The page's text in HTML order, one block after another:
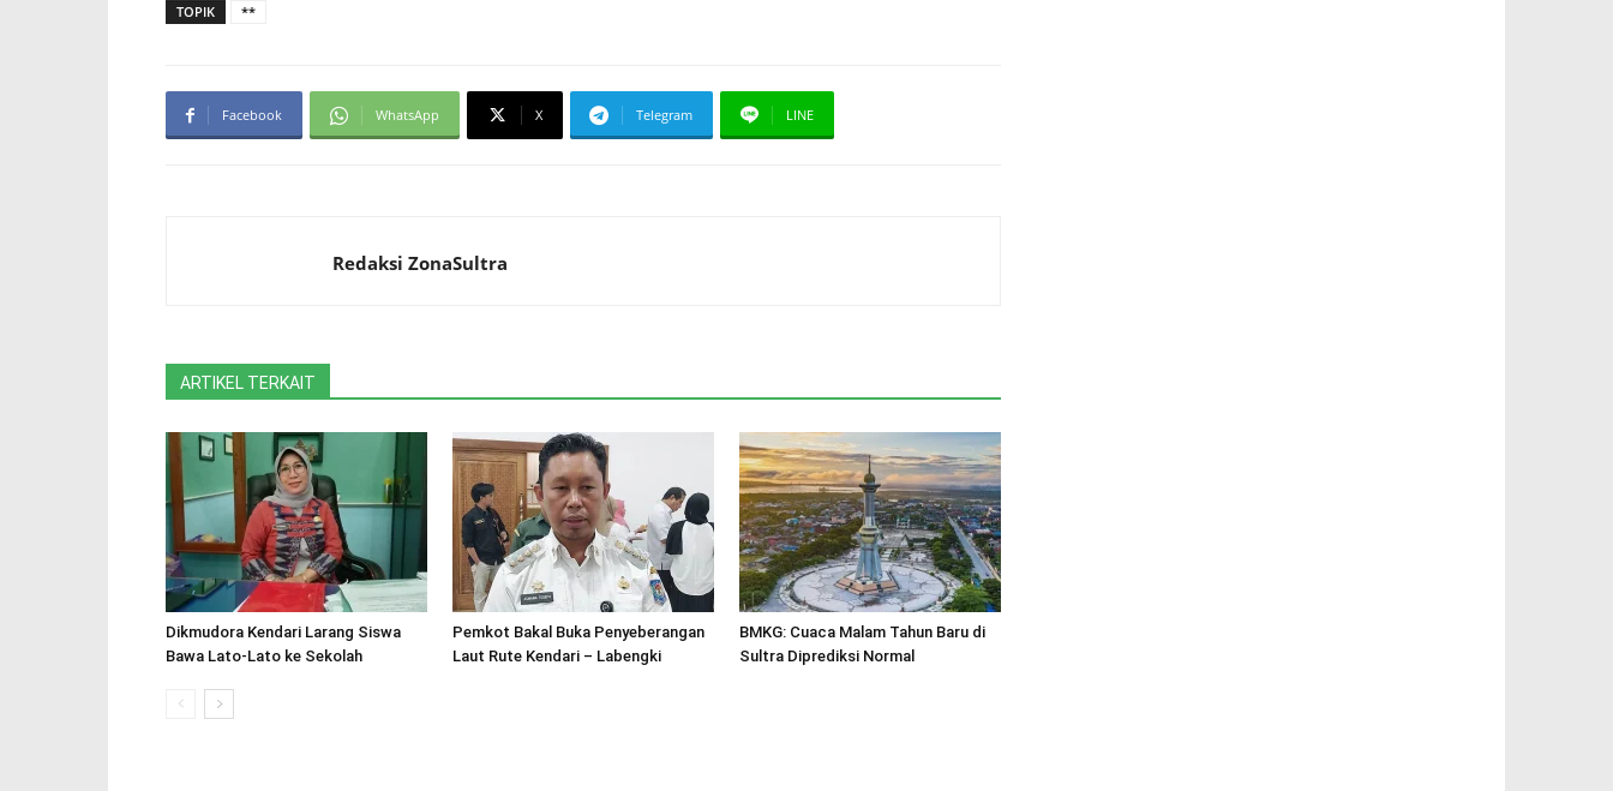
TOPIK **
Facebook WhatsApp X Telegram LINE
Redaksi ZonaSultra
ARTIKEL TERKAIT
Dikmudora Kendari Larang Siswa
Bawa Lato-Lato ke Sekolah
Pemkot Bakal Buka Penyeberangan
Laut Rute Kendari – Labengki
BMKG: Cuaca Malam Tahun Baru di
Sultra Diprediksi Normal